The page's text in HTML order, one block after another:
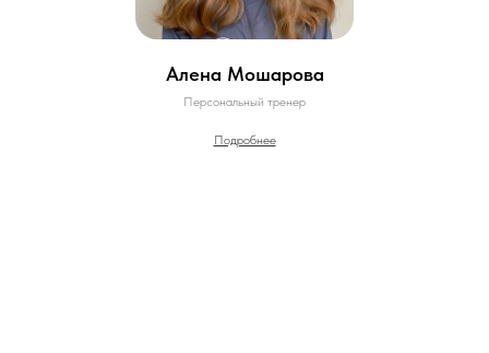
Алена Мошарова
Персональный тренер
Подробнее